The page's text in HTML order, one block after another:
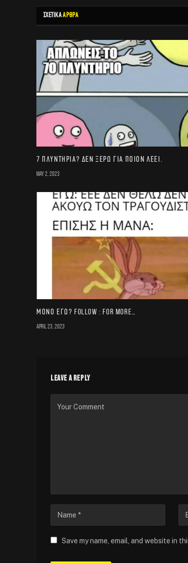
ΣΧΕΤΙΚΑΑΡΘΡΑ
7 πλυντήρια? Δεν ξέρω για ποιον λέει.
May 2, 2023
Μονο εγω? FOLLOW : for more…
April 23, 2023
LEAVE A REPLY
Save my name, email, and website in